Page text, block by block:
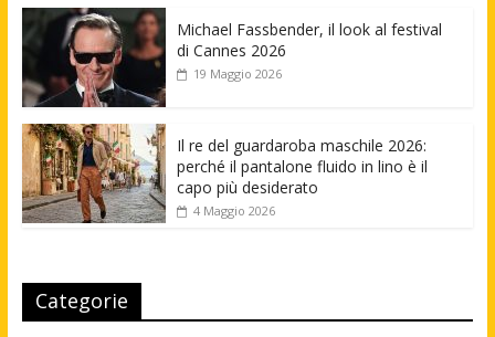
Michael Fassbender, il look al festival
di Cannes 2026
19 Maggio 2026
Il re del guardaroba maschile 2026:
perché il pantalone fluido in lino è il
capo più desiderato
4 Maggio 2026
Categorie